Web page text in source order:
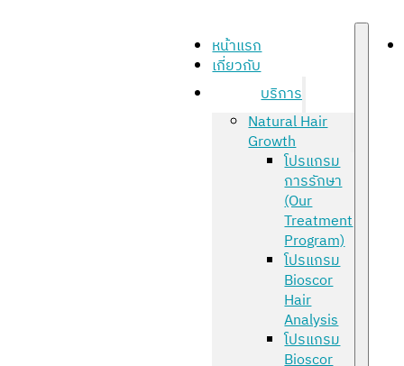
หน้าแรก
เกี่ยวกับ
บริการ
Natural Hair
Growth
โปรแกรม
การรักษา
(Our
Treatment
Program)
โปรแกรม
Bioscor
Hair
Analysis
โปรแกรม
Bioscor